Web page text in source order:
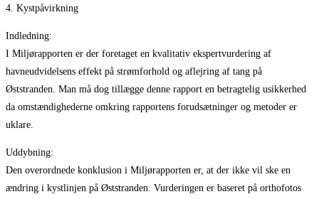
4. Kystpåvirkning
Indledning:
I Miljørapporten er der foretaget en kvalitativ ekspertvurdering af
havneudvidelsens effekt på strømforhold og aflejring af tang på
Øststranden. Man må dog tillægge denne rapport en betragtelig usikkerhed
da omstændighederne omkring rapportens forudsætninger og metoder er
uklare.
Uddybning:
Den overordnede konklusion i Miljørapporten er, at der ikke vil ske en
ændring i kystlinjen på Øststranden. Vurderingen er baseret på orthofotos